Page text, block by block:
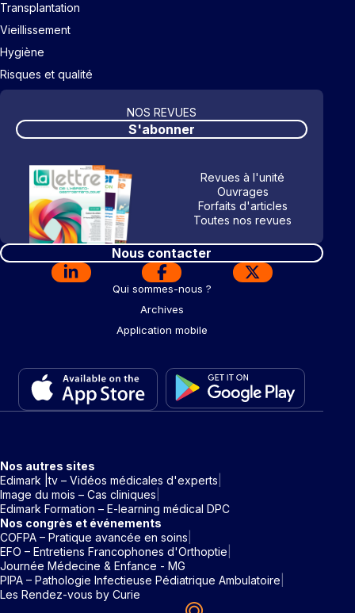
Transplantation
Vieillissement
Hygiène
Risques et qualité
NOS REVUES
S'abonner
Revues à l'unité
Ouvrages
Forfaits d'articles
Toutes nos revues
Nous contacter
Qui sommes-nous ?
Archives
Application mobile
Nos autres sites
Edimark |tv – Vidéos médicales d'experts
Image du mois – Cas cliniques
Edimark Formation – E-learning médical DPC
Nos congrès et événements
COFPA – Pratique avancée en soins
EFO – Entretiens Francophones d'Orthoptie
Journée Médecine & Enfance - MG
PIPA – Pathologie Infectieuse Pédiatrique Ambulatoire
Les Rendez-vous by Curie